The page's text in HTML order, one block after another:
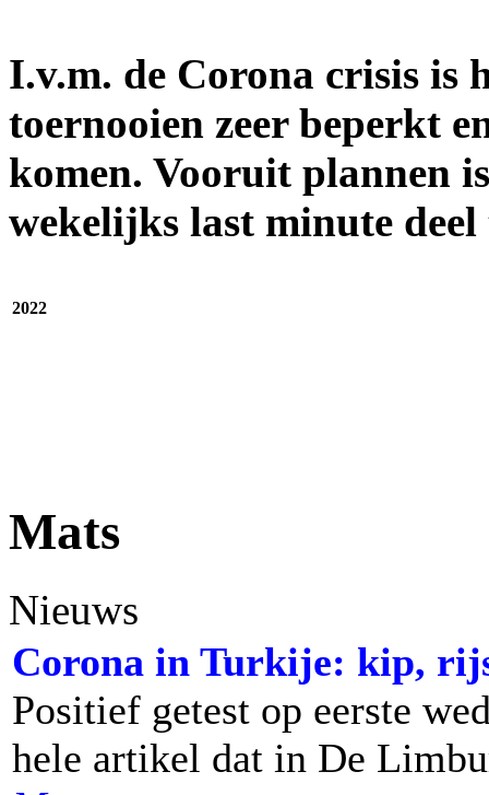
I.v.m. de Corona crisis is
toernooien zeer beperkt
komen. Vooruit plannen
wekelijks last minute
2022
Mats
Nieuws
Corona in Turkije: kip,
Positief getest op eerste
hele artikel dat in De